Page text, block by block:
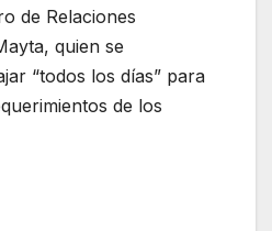
de Relaciones
quien se
“todos los días” para
de los